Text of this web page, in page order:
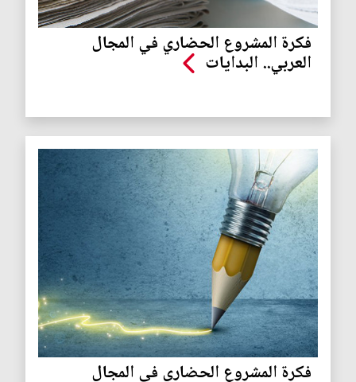
فكرة المشروع الحضاري في المجال
العربي.. البدايات
فكرة المشروع الحضاري في المجال